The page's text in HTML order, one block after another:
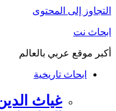
التجاوز إلى المحتوى
ابحاث نت
أكبر موقع عربي بالعالم
ابحاث تاريخية
غياث